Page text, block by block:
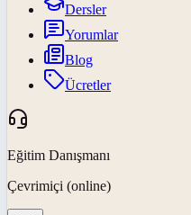
Dersler
Yorumlar
Blog
Ücretler
Eğitim Danışmanı
Çevrimiçi (online)